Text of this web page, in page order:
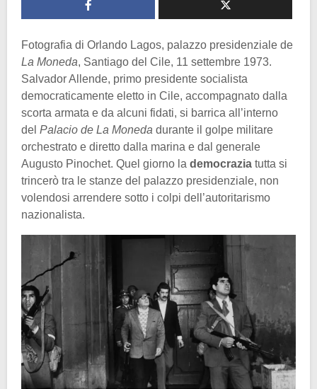
Fotografia di Orlando Lagos, palazzo presidenziale de
La Moneda, Santiago del Cile, 11 settembre 1973.
Salvador Allende, primo presidente socialista
democraticamente eletto in Cile, accompagnato dalla
scorta armata e da alcuni fidati, si barrica all’interno
del Palacio de La Moneda durante il golpe militare
orchestrato e diretto dalla marina e dal generale
Augusto Pinochet. Quel giorno la democrazia tutta si
trincerò tra le stanze del palazzo presidenziale, non
volendosi arrendere sotto i colpi dell’autoritarismo
nazionalista.